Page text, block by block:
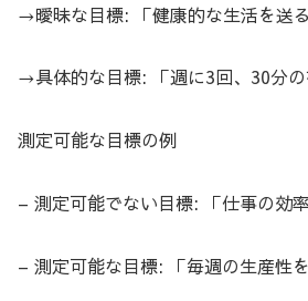
→曖昧な目標: 「健康的な生活を送る
→具体的な目標: 「週に3回、30分の
測定可能な目標の例
– 測定可能でない目標: 「仕事の効
– 測定可能な目標: 「毎週の生産性